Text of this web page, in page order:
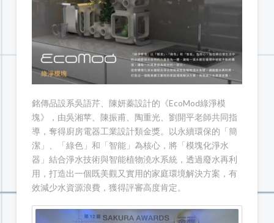
銘傳品設系吳語芹、陳妍蓁設計的《EcoMod綠淨模
塊》，由吳湘苹、陳振甫、陶重光、劉開平老師共同指
導，奪得廚房電器工業設計類金獎。以永續環保的「簡
潔」、「綠色」和「智能」為核心，將「模塊化淨水
器」結合淨水技術與智能植物澆水系統，透過廢水再利
用，打造出一個既美觀又實用的家庭環境解決方案，有
效減少水資源浪費，獲得評審高度肯定。